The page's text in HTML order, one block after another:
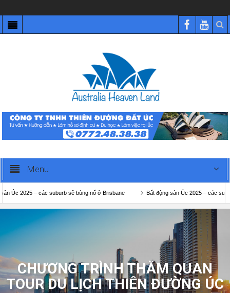
Menu
– các suburb sẽ bùng nổ ở Brisbane Bất động sản Úc 2025 – các suburb sẽ
CHƯƠNG TRÌNH THĂM QUAN
TOUR DU LỊCH THIÊN ĐƯỜNG ÚC